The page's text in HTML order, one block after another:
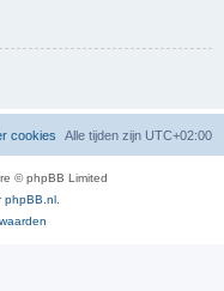
Alle tijden zijn UTC+02:00
cookies
© phpBB Limited
phpBB.nl